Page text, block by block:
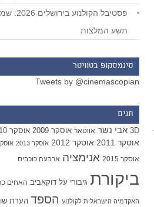
פסטיבל הקולנוע
תשע המלצות
סינמסקופ בטוויטר
Tweets by @cinemascopian
תגים
3D אבי נשר אווטאר אוסקר 2009 אוסקר 2010
אוסקר 2011 אוסקר 2012 אוסקר 2013 אוסקר
אוסקר 2015 אנימציה ארבעה כוכבים
ביקורת גיבורי על דוקאביב האחים
האקדמיה הישראלית לקולנוע הספד הערת